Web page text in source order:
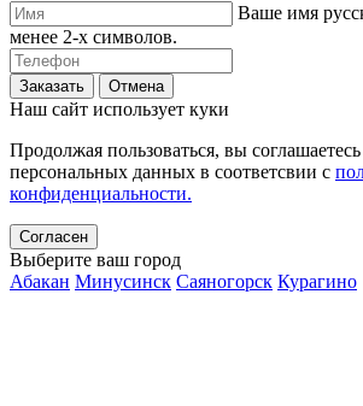
Ваше имя
менее 2-х символов.
Заказать Отмена
Наш сайт использует куки
Продолжая пользоваться, вы
персональных данных в соответсвии с
конфиденциальности.
Согласен
Выберите ваш город
Абакан Минусинск Саяногорск Курагино